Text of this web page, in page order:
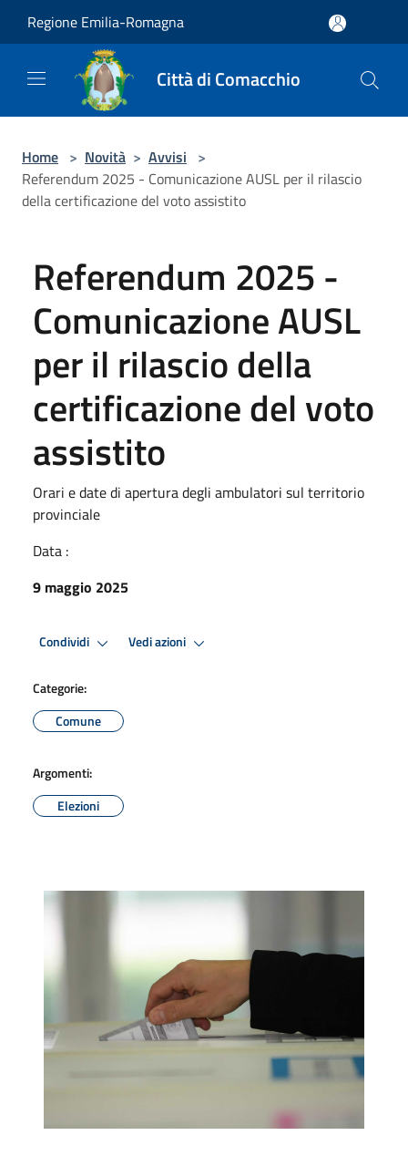
Regione Emilia-Romagna
Città di Comacchio
Home > Novità > Avvisi >
Referendum 2025 - Comunicazione AUSL per il rilascio
della certificazione del voto assistito
Referendum 2025 -
Comunicazione AUSL
per il rilascio della
certificazione del voto
assistito
Orari e date di apertura degli ambulatori sul territorio
provinciale
Data :
9 maggio 2025
Condividi Vedi azioni
Categorie:
Comune
Argomenti:
Elezioni